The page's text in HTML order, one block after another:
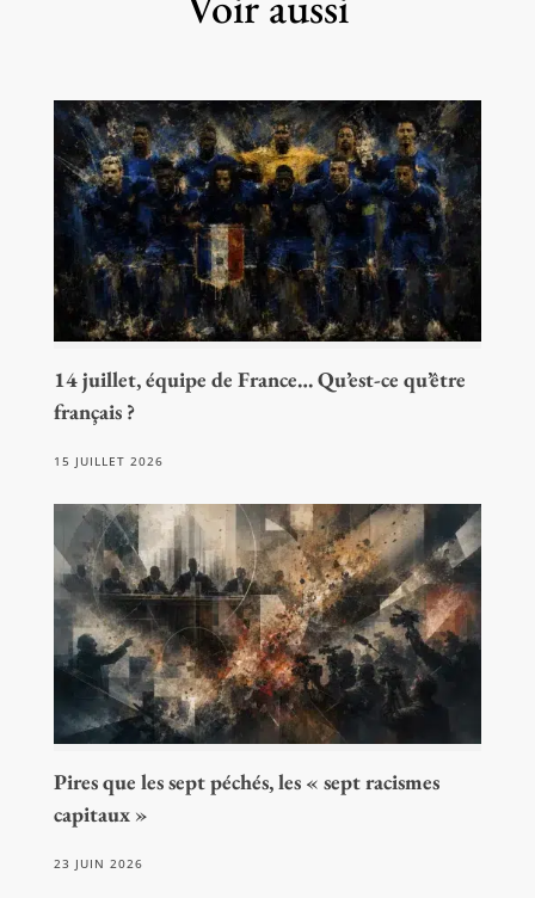
14 juillet, équipe de France… Qu’est-ce qu’être
français ?
15 JUILLET 2026
Pires que les sept péchés, les « sept racismes
capitaux »
23 JUIN 2026